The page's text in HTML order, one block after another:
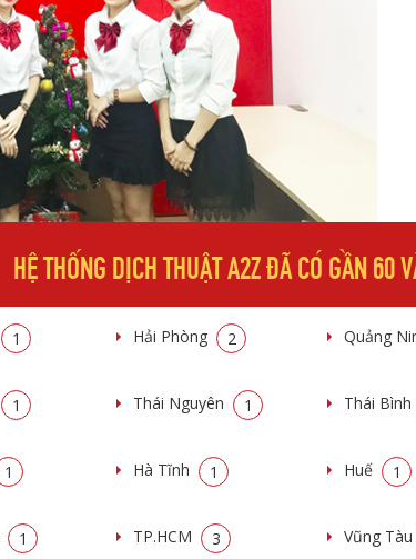
HỆ THỐNG DỊCH THUẬT A2Z ĐÃ CÓ GẦN 60
1 Hải Phòng 2 Quảng
1 Thái Nguyên 1 Thái Bình
1 Hà Tĩnh 1 Huế 1
1 TP.HCM 3 Vũng Tàu